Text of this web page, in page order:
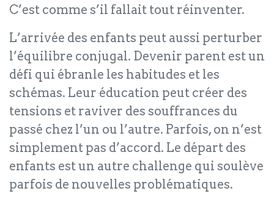
C’est comme s’il fallait tout réinventer.
L’arrivée des enfants peut aussi perturber
l’équilibre conjugal. Devenir parent est un
défi qui ébranle les habitudes et les
schémas. Leur éducation peut créer des
tensions et raviver des souffrances du
passé chez l’un ou l’autre. Parfois, on n’est
simplement pas d’accord. Le départ des
enfants est un autre challenge qui soulève
parfois de nouvelles problématiques.